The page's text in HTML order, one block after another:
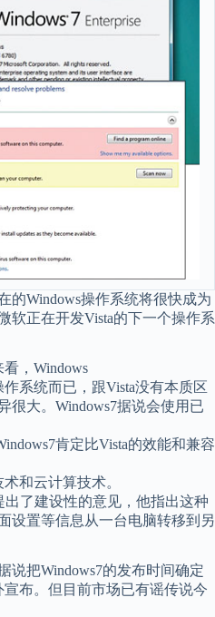
Windows操作系统将很快成为
软正在开发Vista的下一个操作系
看，Windows
系统而已，跟Vista没有本质区
很大。Windows7据说会使用已
肯定比Vista的效能和兼容
和云计算技术。
出了建设性的意见，他指出这种
设置等信息从一台电脑转移到另
说把Windows7的发布时间确定
布。但目前市场已有谣传说今